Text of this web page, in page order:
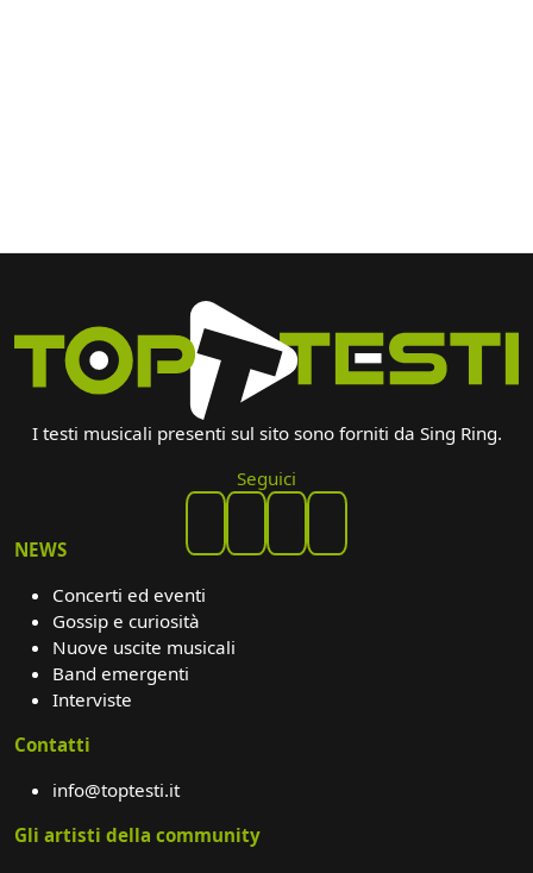
I testi musicali presenti sul sito sono forniti da Sing Ring.
Seguici
NEWS
Concerti ed eventi
Gossip e curiosità
Nuove uscite musicali
Band emergenti
Interviste
Contatti
info@toptesti.it
Gli artisti della community